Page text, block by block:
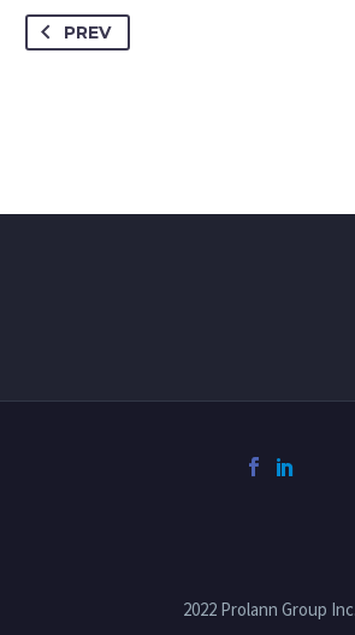
PREV
2022 Prolann Group Inc.